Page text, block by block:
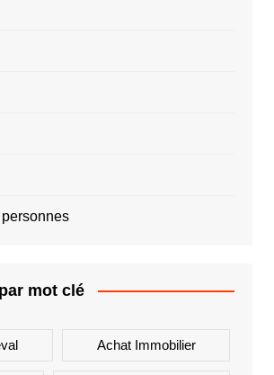
mot clé
Achat Immobilier